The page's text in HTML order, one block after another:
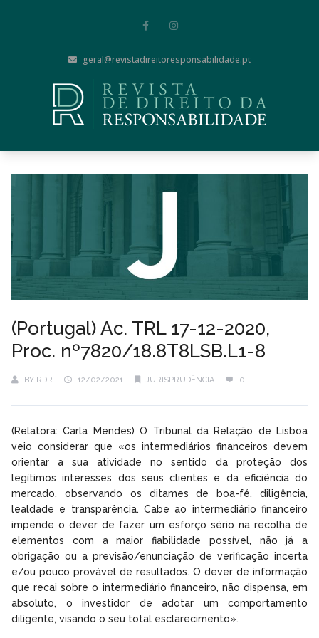
geral@revistadireitoresponsabilidade.pt
(Portugal) Ac. TRL 17-12-2020,
Proc. nº7820/18.8T8LSB.L1-8
BY RDR 12/02/2021 JURISPRUDÊNCIA 0
(Relatora: Carla Mendes) O Tribunal da Relação de Lisboa
veio considerar que «os intermediários financeiros devem
orientar a sua atividade no sentido da proteção dos
legítimos interesses dos seus clientes e da eficiência do
mercado, observando os ditames de boa-fé, diligência,
lealdade e transparência. Cabe ao intermediário financeiro
impende o dever de fazer um esforço sério na recolha de
elementos com a maior fiabilidade possível, não já a
obrigação ou a previsão/enunciação de verificação incerta
e/ou pouco provável de resultados. O dever de informação
que recai sobre o intermediário financeiro, não dispensa, em
absoluto, o investidor de adotar um comportamento
diligente, visando o seu total esclarecimento».